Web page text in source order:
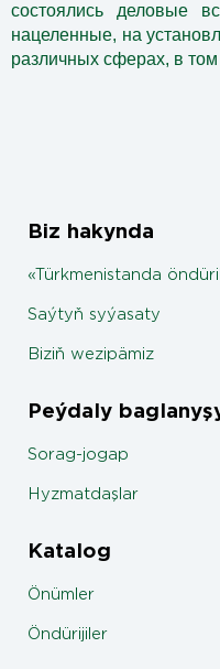
состоялись деловые
нацеленные, на
различных сферах, в том
Biz hakynda
«Türkmenistanda
Saýtyň syýasaty
Biziň wezipämiz
Peýdaly
Sorag-jogap
Hyzmatdaşlar
Katalog
Önümler
Öndürijiler